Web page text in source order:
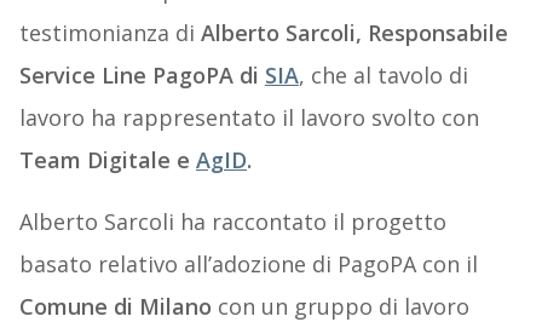
testimonianza di Alberto Sarcoli, Responsabile
Service Line PagoPA di SIA, che al tavolo di
lavoro ha rappresentato il lavoro svolto con
Team Digitale e AgID.
Alberto Sarcoli ha raccontato il progetto
basato relativo all’adozione di PagoPA con il
Comune di Milano con un gruppo di lavoro